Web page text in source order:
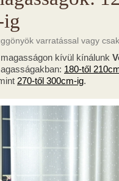
ig
varratással vagy
kívül kínálunk
180-től
270-től 300cm-ig.